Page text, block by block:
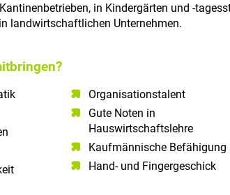
in Kindergärten und -
landwirtschaftlichen Unternehmen.
Organisationstalent
Gute Noten in
Hauswirtschaftslehre
Kaufmännische Befähigung
Hand- und Fingergeschick